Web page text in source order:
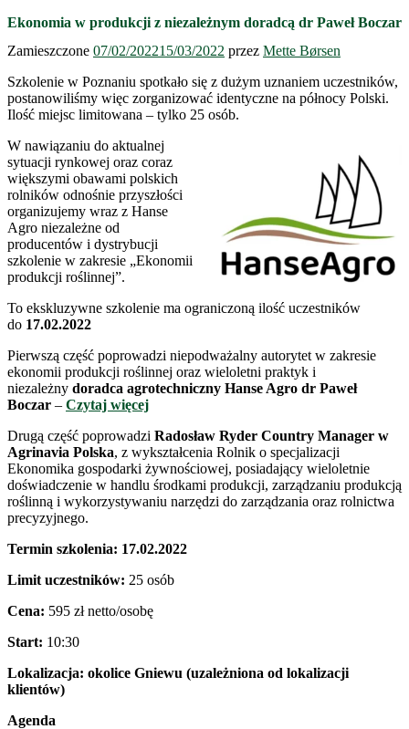
Ekonomia w produkcji z niezależnym doradcą dr Paweł Boczar
Zamieszczone 07/02/202215/03/2022 przez Mette Børsen
Szkolenie w Poznaniu spotkało się z dużym uznaniem uczestników,
postanowiliśmy więc zorganizować identyczne na północy Polski.
Ilość miejsc limitowana – tylko 25 osób.
W nawiązaniu do aktualnej
sytuacji rynkowej oraz coraz
większymi obawami polskich
rolników odnośnie przyszłości
organizujemy wraz z Hanse
Agro niezależne od
producentów i dystrybucji
szkolenie w zakresie „Ekonomii
produkcji roślinnej”.
To ekskluzywne szkolenie ma ograniczoną ilość uczestników
do 17.02.2022
Pierwszą część poprowadzi niepodważalny autorytet w zakresie
ekonomii produkcji roślinnej oraz wieloletni praktyk i
niezależny doradca agrotechniczny Hanse Agro dr Paweł
Boczar – Czytaj więcej
Drugą część poprowadzi Radosław Ryder Country Manager w
Agrinavia Polska, z wykształcenia Rolnik o specjalizacji
Ekonomika gospodarki żywnościowej, posiadający wieloletnie
doświadczenie w handlu środkami produkcji, zarządzaniu produkcją
roślinną i wykorzystywaniu narzędzi do zarządzania oraz rolnictwa
precyzyjnego.
Termin szkolenia: 17.02.2022
Limit uczestników: 25 osób
Cena: 595 zł netto/osobę
Start: 10:30
Lokalizacja: okolice Gniewu (uzależniona od lokalizacji
klientów)
Agenda